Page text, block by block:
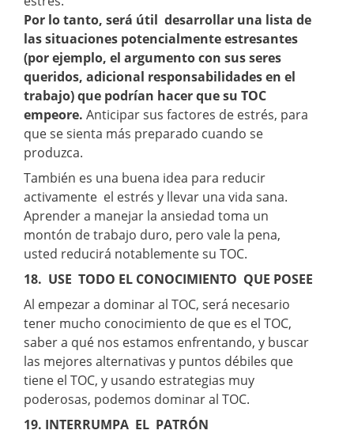
Por lo tanto, será útil desarrollar una lista de
las situaciones potencialmente estresantes
(por ejemplo, el argumento con sus seres
queridos, adicional responsabilidades en el
trabajo) que podrían hacer que su TOC
empeore. Anticipar sus factores de estrés, para
que se sienta más preparado cuando se
produzca.
También es una buena idea para reducir
activamente el estrés y llevar una vida sana.
Aprender a manejar la ansiedad toma un
montón de trabajo duro, pero vale la pena,
usted reducirá notablemente su TOC.
18. USE TODO EL CONOCIMIENTO QUE POSEE
Al empezar a dominar al TOC, será necesario
tener mucho conocimiento de que es el TOC,
saber a qué nos estamos enfrentando, y buscar
las mejores alternativas y puntos débiles que
tiene el TOC, y usando estrategias muy
poderosas, podemos dominar al TOC.
19. INTERRUMPA EL PATRÓN